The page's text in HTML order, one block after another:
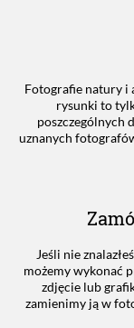
Fotografie natury i
rysunki to
poszczególnych
uznanych
Jeśli nie
możemy wykonać
zdjęcie lub
zamienimy ją w